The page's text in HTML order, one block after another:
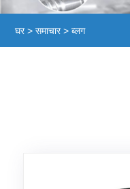
घर > समाचार> ब्लग